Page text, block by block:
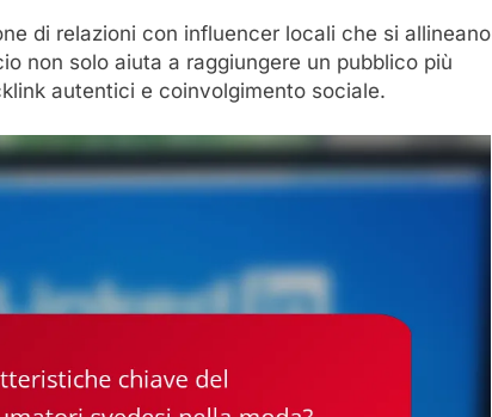
di relazioni con influencer locali che si allineano
non solo aiuta a raggiungere un pubblico più
autentici e coinvolgimento sociale.